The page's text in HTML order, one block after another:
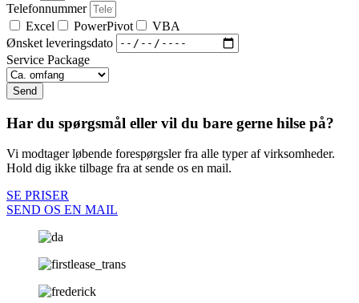
Telefonnummer
Excel
PowerPivot
VBA
Ønsket leveringsdato
Service Package
Send
Har du spørgsmål eller vil du bare gerne hilse på?
Vi modtager løbende forespørgsler fra alle typer af virksomheder.
Hold dig ikke tilbage fra at sende os en mail.
SE PRISER
SEND OS EN MAIL